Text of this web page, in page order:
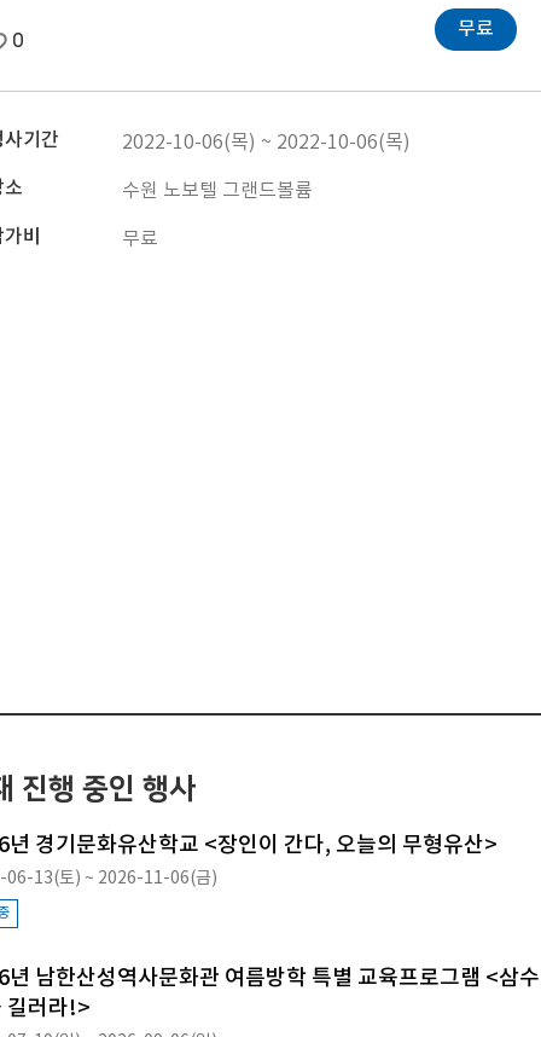
0
무료
사기간 2022-10-06(목) ~ 2022-10-06(목)
소 수원 노보텔 그랜드볼륨
비 무료
진행 중인 행사
년 경기문화유산학교 <장인이 간다, 오늘의 무형유산>
06-13(토) ~ 2026-11-06(금)
년 남한산성역사문화관 여름방학 특별 교육프로그램 <삼수
길러라!>